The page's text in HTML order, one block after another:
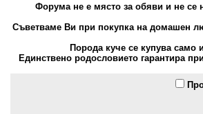
Форума не е място за обяви и не се
Съветваме Ви при покупка на домашен
Порода куче се купува само
Единствено родословието гарантира